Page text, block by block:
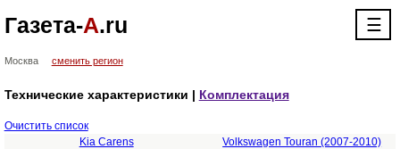
Газета-А.ru ☰
Москва сменить регион
Технические характеристики | Комплектация
Очистить список
Kia Carens
Volkswagen Touran (2007-2010)